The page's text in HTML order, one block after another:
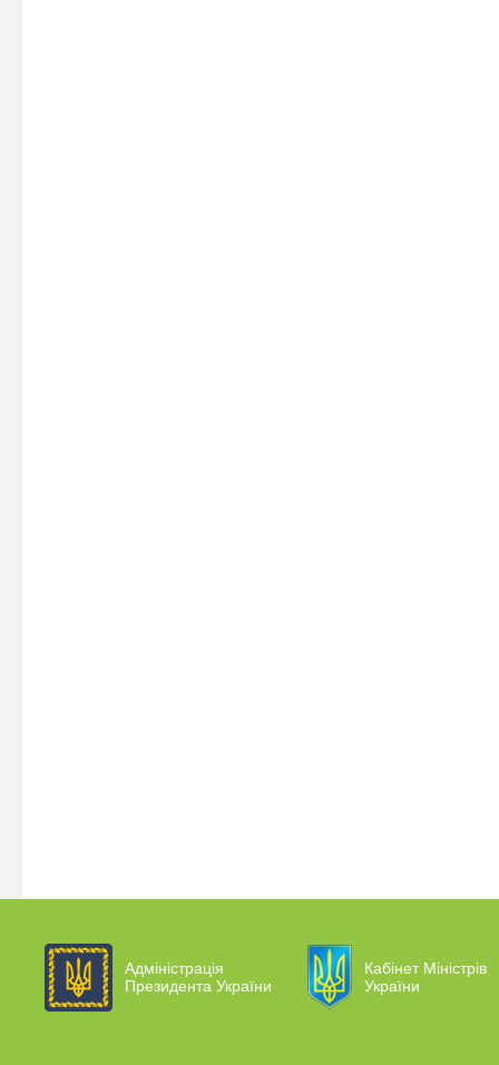
Адміністрація
Президента України
Кабінет Міністрів
України